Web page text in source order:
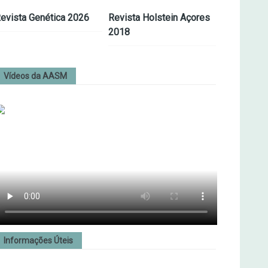
Genética 2026
Revista Holstein Açores
2018
Vídeos da AASM
Informações Úteis